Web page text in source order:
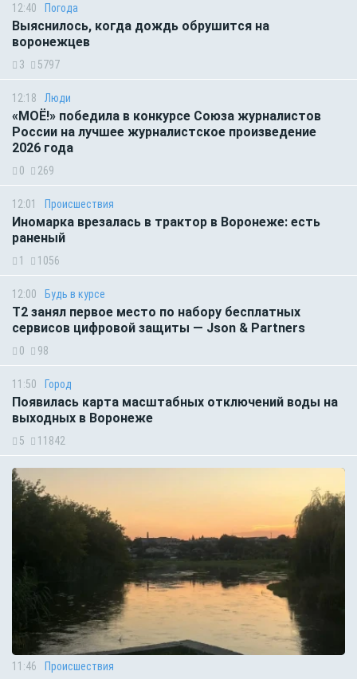
12:40 Погода
Выяснилось, когда дождь обрушится на
воронежцев
3 5797
12:18 Люди
«МОЁ!» победила в конкурсе Союза журналистов
России на лучшее журналистское произведение
2026 года
0 269
12:01 Происшествия
Иномарка врезалась в трактор в Воронеже: есть
раненый
1 1056
12:00 Будь в курсе
Т2 занял первое место по набору бесплатных
сервисов цифровой защиты — Json & Partners
0 98
11:50 Город
Появилась карта масштабных отключений воды на
выходных в Воронеже
5 11842
11:46 Происшествия